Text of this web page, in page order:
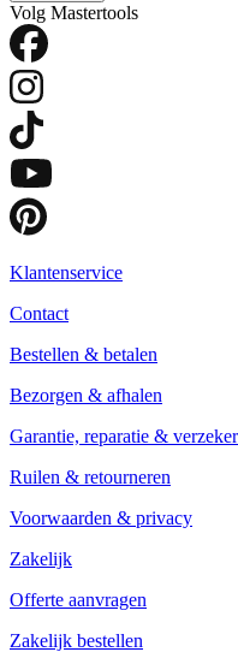
Volg Mastertools
Klantenservice
Contact
Bestellen & betalen
Bezorgen & afhalen
Garantie, reparatie &
Ruilen & retourneren
Voorwaarden & privacy
Zakelijk
Offerte aanvragen
Zakelijk bestellen